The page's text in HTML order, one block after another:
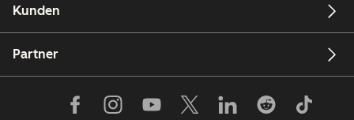
Kunden
Partner